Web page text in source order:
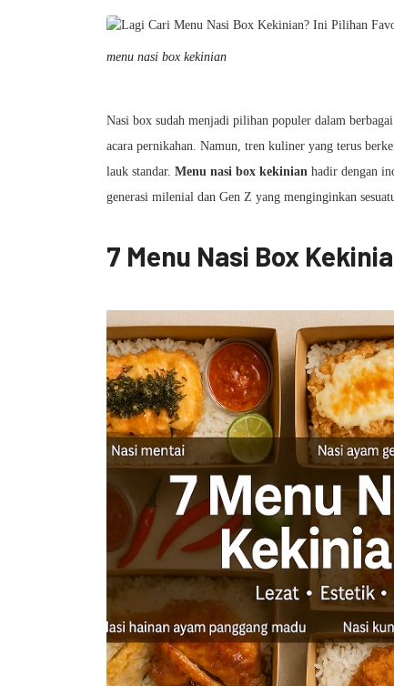
menu nasi box kekinian
Nasi box sudah menjadi pilihan populer dalam
acara pernikahan. Namun, tren kuliner yang terus
lauk standar. Menu nasi box kekinian hadir dengan
generasi milenial dan Gen Z yang menginginkan
7 Menu Nasi Box